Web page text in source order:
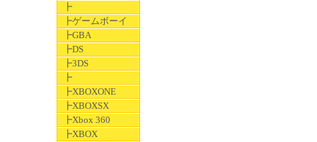
┣
┣ゲームボーイ
┣GBA
┣DS
┣3DS
┣
┣XBOXONE
┣XBOXSX
┣Xbox 360
┣XBOX